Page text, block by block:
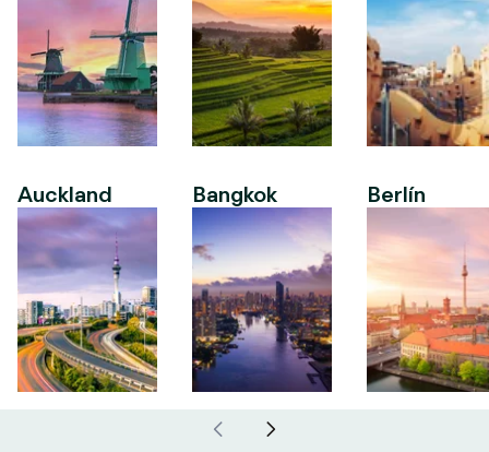
Auckland Bangkok Berlín